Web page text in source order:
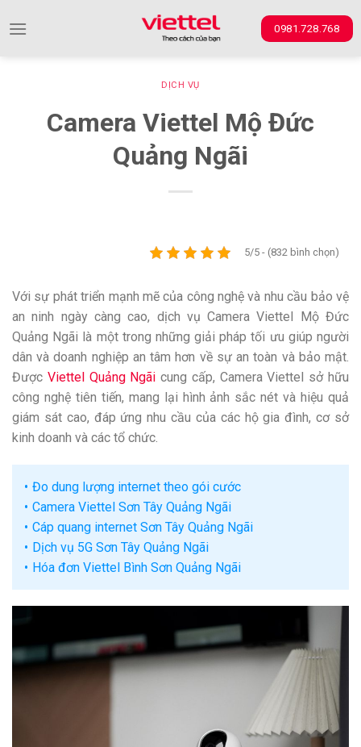
to
0981.728.768
DỊCH VỤ
Camera Viettel Mộ Đức
Quảng Ngãi
5/5 - (832 bình chọn)
Với sự phát triển mạnh mẽ của công nghệ và nhu cầu bảo vệ
an ninh ngày càng cao, dịch vụ Camera Viettel Mộ Đức
Quảng Ngãi là một trong những giải pháp tối ưu giúp người
dân và doanh nghiệp an tâm hơn về sự an toàn và bảo mật.
Được Viettel Quảng Ngãi cung cấp, Camera Viettel sở hữu
công nghệ tiên tiến, mang lại hình ảnh sắc nét và hiệu quả
giám sát cao, đáp ứng nhu cầu của các hộ gia đình, cơ sở
kinh doanh và các tổ chức.
Đo dung lượng internet theo gói cước
Camera Viettel Sơn Tây Quảng Ngãi
Cáp quang internet Sơn Tây Quảng Ngãi
Dịch vụ 5G Sơn Tây Quảng Ngãi
Hóa đơn Viettel Bình Sơn Quảng Ngãi